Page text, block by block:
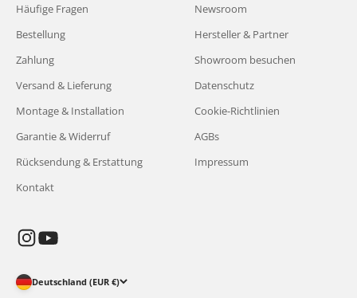
Häufige Fragen
Bestellung
Zahlung
Versand & Lieferung
Montage & Installation
Garantie & Widerruf
Rücksendung & Erstattung
Kontakt
Newsroom
Hersteller & Partner
Showroom besuchen
Datenschutz
Cookie-Richtlinien
AGBs
Impressum
Deutschland (EUR €)